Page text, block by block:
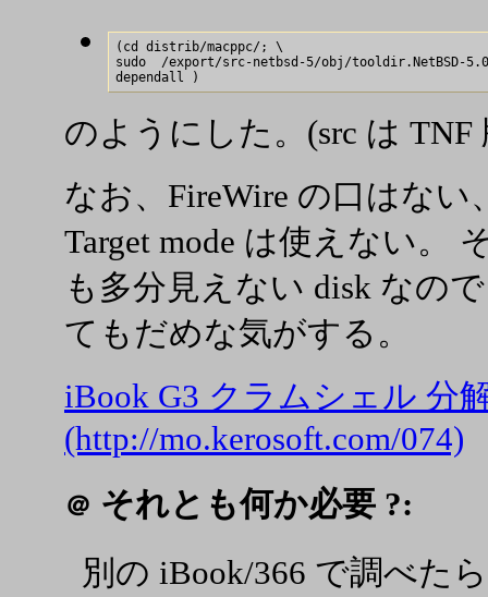
(cd distrib/macppc/; \
sudo  /export/src-netbsd-5/obj/tooldir.NetBSD-
のようにした。(src は TNF
なお、FireWire の口はな
Target mode は使えない。
も多分見えない disk なの
てもだめな気がする。
iBook G3 クラムシェル 分
(http://mo.kerosoft.com/074)
＠ それとも何か必要 ?:
別の iBook/366 で調べた